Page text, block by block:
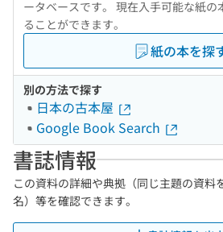
ータベースです。 現在入手可能な紙の
ることができます。
紙の本を探
別の方法で探す
日本の古本屋
Google Book Search
書誌情報
この資料の詳細や典拠（同じ主題の資料
名）等を確認できます。